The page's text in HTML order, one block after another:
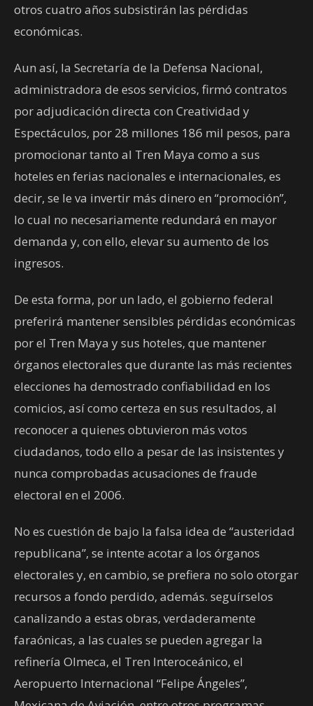
otros cuatro años subsistirán las pérdidas
económicas.
Aun así, la Secretaría de la Defensa Nacional,
administradora de esos servicios, firmó contratos
por adjudicación directa con Creatividad y
Espectáculos, por 28 millones 186 mil pesos, para
promocionar tanto al Tren Maya como a sus
hoteles en ferias nacionales e internacionales, es
decir, se le va invertir más dinero en “promoción”,
lo cual no necesariamente redundará en mayor
demanda y, con ello, elevar su aumento de los
ingresos.
De esta forma, por un lado, el gobierno federal
preferirá mantener sensibles pérdidas económicas
por el Tren Maya y sus hoteles, que mantener
órganos electorales que durante las más recientes
elecciones ha demostrado confiabilidad en los
comicios, así como certeza en sus resultados, al
reconocer a quienes obtuvieron más votos
ciudadanos, todo ello a pesar de las insistentes y
nunca comprobadas acusaciones de fraude
electoral en el 2006.
No es cuestión de bajo la falsa idea de “austeridad
republicana”, se intente acotar a los órganos
electorales y, en cambio, se prefiera no solo otorgar
recursos a fondo perdido, además. seguírselos
canalizando a estas obras, verdaderamente
faraónicas, a las cuales se pueden agregar la
refinería Olmeca, el Tren Interoceánico, el
Aeropuerto Internacional “Felipe Ángeles”,